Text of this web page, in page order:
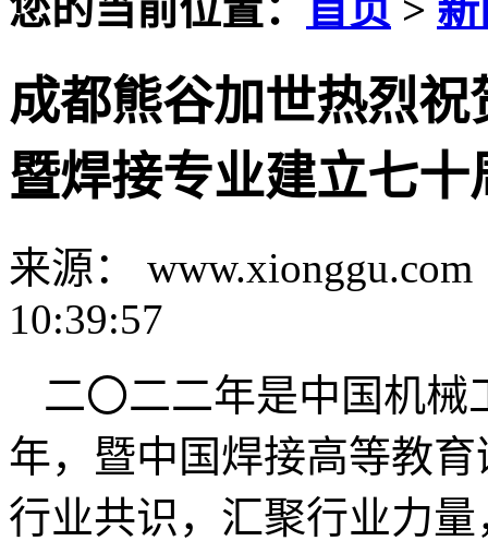
成都熊谷加世热烈
暨焊接专业建立七十
来源： www.xionggu.com
10:39:57
二〇二二年是中国机
年，暨中国焊接高等教
行业共识，汇聚行业力